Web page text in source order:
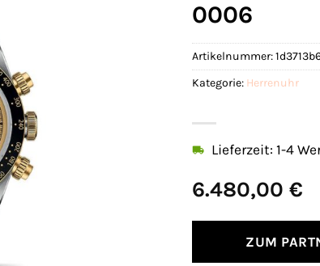
0006
6.480,00 €
Lieferzeit: 1-4
ZUM
Artikelnummer:
Kategorie: Herrenuhr